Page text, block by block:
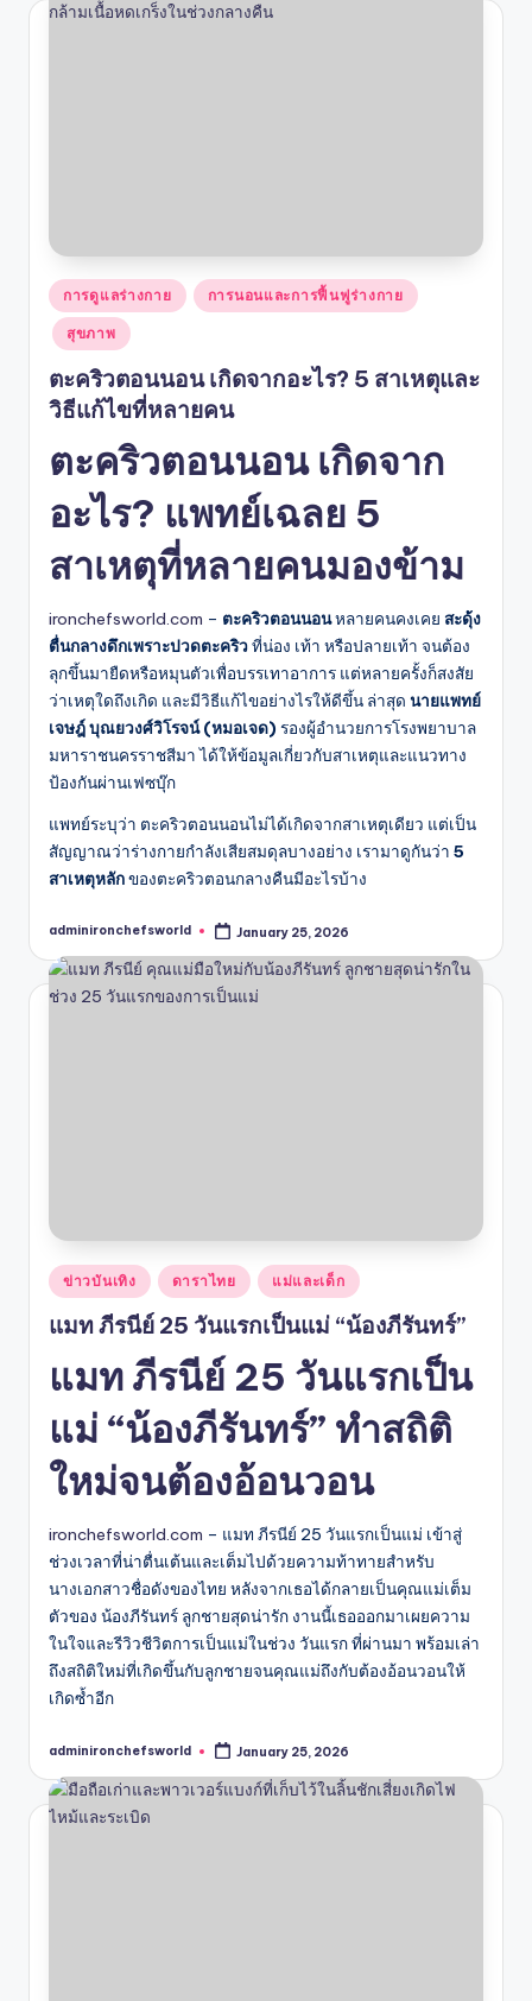
Posted
in
การดูแลร่างกาย การนอนและการฟื้นฟูร่างกาย
สุขภาพ
ตะคริวตอนนอน เกิดจากอะไร? 5 สาเหตุและ
วิธีแก้ไขที่หลายคน
ตะคริวตอนนอน เกิดจาก
อะไร? แพทย์เฉลย 5
สาเหตุที่หลายคนมองข้าม
ironchefsworld.com – ตะคริวตอนนอนหลายคนคงเคย สะดุ้ง
ตื่นกลางดึกเพราะปวดตะคริวที่น่อง เท้า หรือปลายเท้า จนต้อง
ลุกขึ้นมายืดหรือหมุนตัวเพื่อบรรเทาอาการ แต่หลายครั้งก็สงสัย
ว่าเหตุใดถึงเกิด และมีวิธีแก้ไขอย่างไรให้ดีขึ้น ล่าสุด นายแพทย์
เจษฎ์ บุณยวงศ์วิโรจน์ (หมอเจด) รองผู้อำนวยการโรงพยาบาล
มหาราชนครราชสีมา ได้ให้ข้อมูลเกี่ยวกับสาเหตุและแนวทาง
ป้องกันผ่านเฟซบุ๊ก
แพทย์ระบุว่า ตะคริวตอนนอนไม่ได้เกิดจากสาเหตุเดียว แต่เป็น
สัญญาณว่าร่างกายกำลังเสียสมดุลบางอย่าง เรามาดูกันว่า 5
สาเหตุหลักของตะคริวตอนกลางคืนมีอะไรบ้าง
Posted
adminironchefsworld January 25, 2026
Posted
in
ข่าวบันเทิง ดาราไทย แม่และเด็ก
แมท ภีรนีย์ 25 วันแรกเป็นแม่ “น้องภีรันทร์”
แมท ภีรนีย์ 25 วันแรกเป็น
แม่ “น้องภีรันทร์” ทำสถิติ
ใหม่จนต้องอ้อนวอน
ironchefsworld.com – แมท ภีรนีย์ 25 วันแรกเป็นแม่ เข้าสู่
ช่วงเวลาที่น่าตื่นเต้นและเต็มไปด้วยความท้าทายสำหรับ
นางเอกสาวชื่อดังของไทย หลังจากเธอได้กลายเป็นคุณแม่เต็ม
ตัวของ น้องภีรันทร์ ลูกชายสุดน่ารัก งานนี้เธอออกมาเผยความ
ในใจและรีวิวชีวิตการเป็นแม่ในช่วง วันแรก ที่ผ่านมา พร้อมเล่า
ถึงสถิติใหม่ที่เกิดขึ้นกับลูกชายจนคุณแม่ถึงกับต้องอ้อนวอนให้
เกิดซ้ำอีก
Posted
adminironchefsworld January 25, 2026